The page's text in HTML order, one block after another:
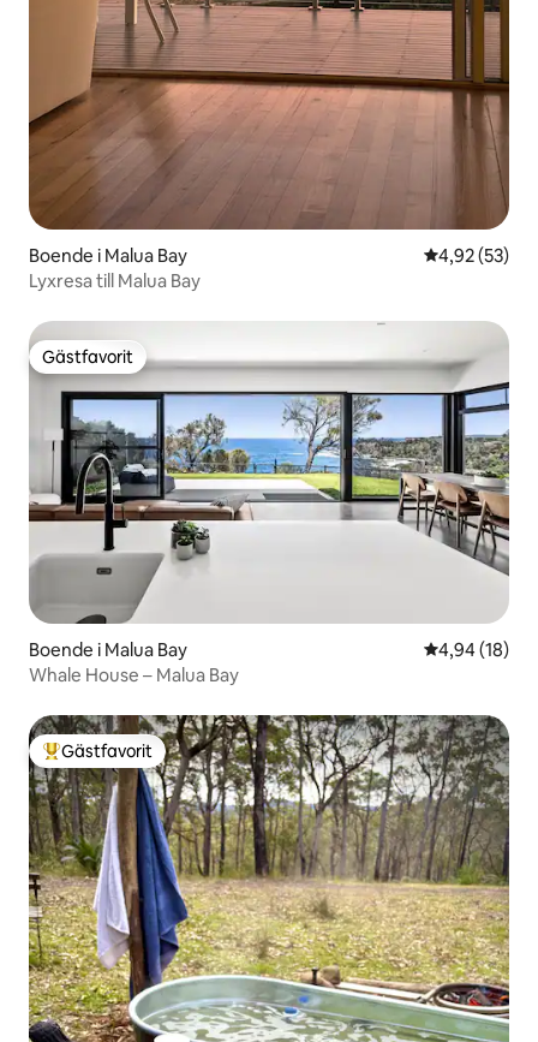
Boende i Malua Bay 4,92 av 5 i
4,92 (53)
Lyxresa till Malua Bay
Gästfavorit
Gästfavorit
Boende i Malua Bay 4,94 av 5 i
4,94 (18)
Whale House – Malua Bay
Populär gästfavorit
Gästfavorit